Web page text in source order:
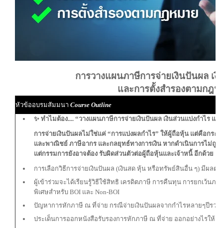
การวางแผนภาษีการจ่ายเงินปันผล เ
และการตั้งสำรองตามกฎห
หัวข้ออบรมสัมมนา Course Outline
✨ ทำไมต้อง.... “วางแผนภาษีการจ่ายเงินปันผล เงินส่วนแบ่งกำไร แ
การจ่ายเงินปันผลไม่ใช่แค่ “การแบ่งผลกำไร” ให้ผู้ถือหุ้น แต่คือกร
และพาณิชย์ ภาษีอากร และกลยุทธ์ทางการเงิน หากดำเนินการไม่ถูก
แต่กรรมการยังอาจต้อง รับผิดส่วนตัวต่อผู้ถือหุ้นและเจ้าหนี้ อีกด้วย
การเลือกวิธีการจ่ายเงินปันผล (เงินสด หุ้น หรือทรัพย์สินอื่น ๆ) มีผล
ผู้เข้าร่วมจะได้เรียนรู้วิธีใช้สิทธิ เครดิตภาษี การคืนทุน การยกเว้นภา
พิเศษสำหรับ BOI และ Non-BOI
ปัญหาการหักภาษี ณ ที่จ่าย กรณีจ่ายเงินปันผลจากกำไรหลายๆปีรวม
ประเด็นการออกหนังสือรับรองการหักภาษี ณ ที่จ่าย ออกอย่างไรให้ถู